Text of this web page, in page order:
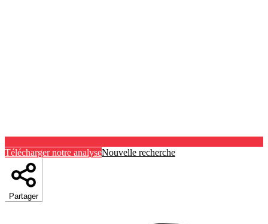
Télécharger notre analyseNouvelle recherche
Partager